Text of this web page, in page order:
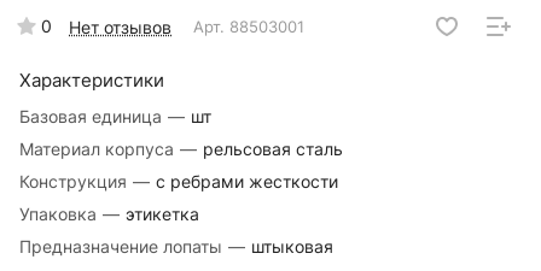
0 Нет отзывов Арт. 88503001
Характеристики
Базовая единица — шт
Материал корпуса — рельсовая сталь
Конструкция — с ребрами жесткости
Упаковка — этикетка
Предназначение лопаты — штыковая